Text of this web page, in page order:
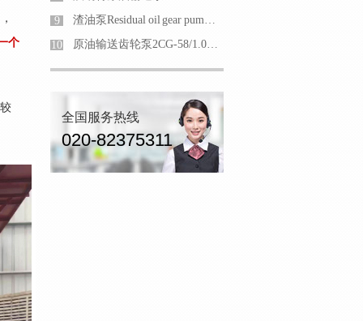
个
9 渣油泵Residual oil gear pumpConveying viscosity 380cst
10 原油输送齿轮泵2CG-58/1.0防爆齿轮油泵
全国服务热线
020-82375311